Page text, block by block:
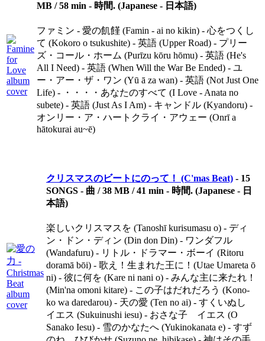
MB / 58 min - 時間. (Japanese - 日本語)
ファミン - 愛の飢饉 (Famin - ai no kikin) - 心をつくし
て (Kokoro o tsukushite) - 英語 (Upper Road) - プリー
ズ・コール・ホーム (Purīzu kōru hōmu) - 英語 (He's
All I Need) - 英語 (When Will the War Be Ended) - ユ
ー・アー・ザ・ワン (Yū ā za wan) - 英語 (Not Just One
Life) - ・・・・あなたのすべて (I Love - Anata no
subete) - 英語 (Just As I Am) - キャンドル (Kyandoru) -
オンリー・ア・ハートクライ・アウェー (Onrī a
hātokurai au~ē)
クリスマスのビートにのって！ (C'mas Beat) - 15
SONGS - 曲 / 38 MB / 41 min - 時間. (Japanese - 日
本語)
楽しいクリスマスを (Tanoshī kurisumasu o) - ディ
ン・ドン・ディン (Din don Din) - ワンダフル
(Wandafuru) - リトル・ドラマー・ボーイ (Ritoru
doramā bōi) - 歌え！生まれた王に！(Utae Umareta ō
ni) - 彼に何を (Kare ni nani o) - みんな主に来たれ！
(Min'na omoni kitare) - この子はだれだろう (Kono-
ko wa daredarou) - 天の愛 (Ten no ai) - すくいぬし
イエス (Sukuinushi iesu) - おさな子 イエス (O
Sanako Iesu) - 雪のかなたへ (Yukinokanata e) - すず